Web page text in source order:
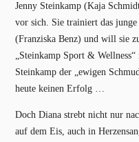
Jenny Steinkamp (Kaja
vor sich. Sie trainiert das
(Franziska Benz) und will sie
„Steinkamp Sport &
Steinkamp der „ewigen
heute keinen Erfolg …
Doch Diana strebt nicht nur
auf dem Eis, auch in